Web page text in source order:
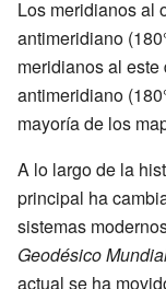
Los meridianos al
antimeridiano
meridianos al este
antimeridiano
mayoría de los
A lo largo de la
principal ha
sistemas
Geodésico
actual se ha